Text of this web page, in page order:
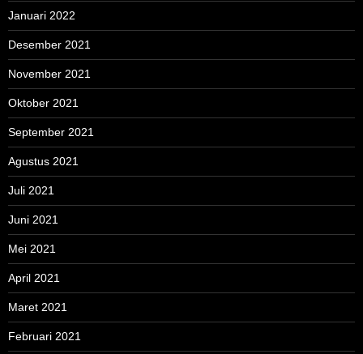
Januari 2022
Desember 2021
November 2021
Oktober 2021
September 2021
Agustus 2021
Juli 2021
Juni 2021
Mei 2021
April 2021
Maret 2021
Februari 2021